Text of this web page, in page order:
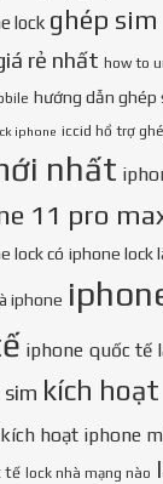
lock ghép sim
rẻ nhất how to
hướng dẫn ghép
iphone iccid hổ trợ
nhất
11 pro
lock có iphone lock
iphone
iphone quốc tế
sim kích hoạt
kích hoạt iphone
tế lock nhà mạng nào